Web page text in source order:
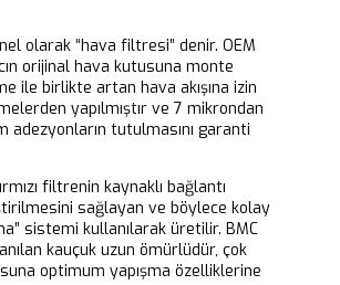
olarak “hava filtresi” denir. OEM
orijinal hava kutusuna monte
ile birlikte artan hava akışına izin
yapılmıştır ve 7 mikrondan
adezyonların tutulmasını garanti
filtrenin kaynaklı bağlantı
sağlayan ve böylece kolay
sistemi kullanılarak üretilir. BMC
kauçuk uzun ömürlüdür, çok
optimum yapışma özelliklerine